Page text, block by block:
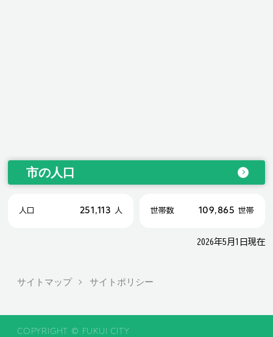
市の人口
人口 251,113 人 世帯数 109,865 世帯
2026年5月1日現在
サイトマップ サイトポリシー
COPYRIGHT © FUKUI CITY